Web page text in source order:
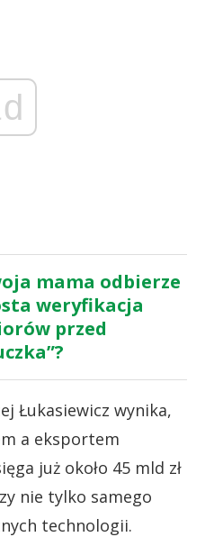
mama odbierze
weryfikacja
przed
Łukasiewicz wynika,
a eksportem
już około 45 mld zł
nie tylko samego
technologii.